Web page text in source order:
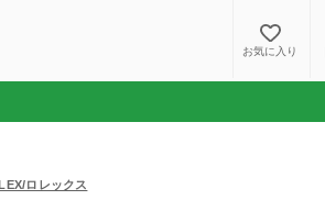
お気に入り
ロレックス